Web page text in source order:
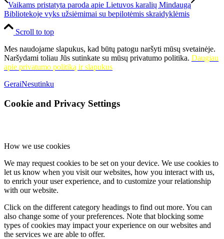
Vaikams pristatyta paroda apie Lietuvos karalių Mindaugą
Bibliotekoje vyks užsiėmimai su bepilotėmis skraidyklėmis
Scroll to top
Mes naudojame slapukus, kad būtų patogu naršyti mūsų svetainėje.
Naršydami toliau Jūs sutinkate su mūsų privatumo politika. Daugiau
apie privatumo politiką ir slapukus
GeraiNesutinku
Cookie and Privacy Settings
How we use cookies
We may request cookies to be set on your device. We use cookies to
let us know when you visit our websites, how you interact with us,
to enrich your user experience, and to customize your relationship
with our website.
Click on the different category headings to find out more. You can
also change some of your preferences. Note that blocking some
types of cookies may impact your experience on our websites and
the services we are able to offer.